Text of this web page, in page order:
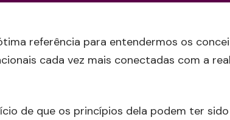
referência para entendermos os
cada vez mais conectadas com a
de que os princípios dela podem ter